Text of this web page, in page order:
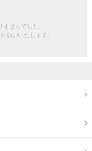
団体様歓迎
せんでした。
願いいたします。